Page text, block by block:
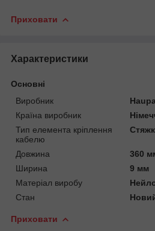
Приховати
Характеристики
Основні
Виробник
Haupa
Країна виробник
Тип елемента кріплення
кабелю
Довжина
360
Ширина
9 мм
Матеріал виробу
Стан
Приховати